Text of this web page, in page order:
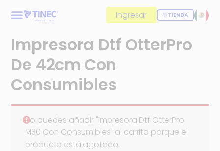
Ingresar TIENDA
Impresora Dtf OtterPro
De 42cm Con
Consumibles
No puedes añadir "Impresora Dtf OtterPro
M30 Con Consumibles" al carrito porque el
producto está agotado.